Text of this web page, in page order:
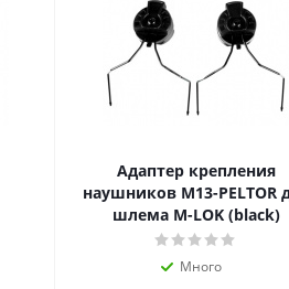
Адаптер крепления
наушников M13-PELTOR
шлема M-LOK (black)
Много